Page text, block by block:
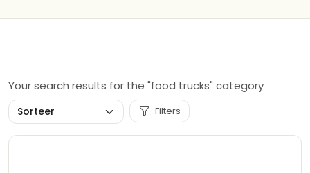
Your search results for the "food trucks" category
Filters